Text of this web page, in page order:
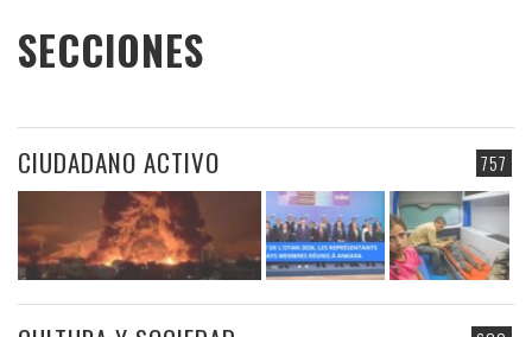
SECCIONES
757
CIUDADANO ACTIVO